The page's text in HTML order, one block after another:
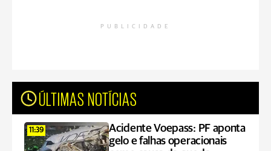
PUBLICIDADE
ÚLTIMAS NOTÍCIAS
11:39
Acidente Voepass: PF aponta
gelo e falhas operacionais